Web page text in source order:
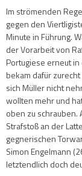
Im strömenden
gegen den
Minute in Führung.
der Vorarbeit von
Portugiese erneut
bekam dafür
sich Müller nicht
wollten mehr und
oben zu
Strafstoß an der
gegnerischen
Simon Engelmann
letztendlich doch